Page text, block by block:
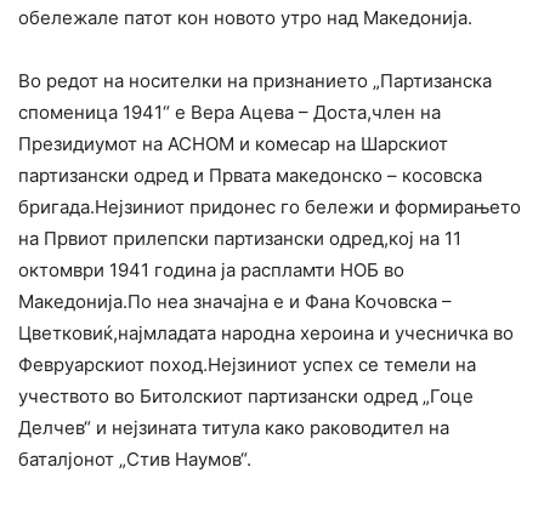
обележале патот кон новото утро над Македонија.
Во редот на носителки на признанието „Партизанска
споменица 1941“ е Вера Ацева – Доста,член на
Президиумот на АСНОМ и комесар на Шарскиот
партизански одред и Првата македонско – косовска
бригада.Нејзиниот придонес го бележи и формирањето
на Првиот прилепски партизански одред,кој на 11
октомври 1941 година ја распламти НОБ во
Македонија.По неа значајна е и Фана Кочовска –
Цветковиќ,најмладата народна хероина и учесничка во
Февруарскиот поход.Нејзиниот успех се темели на
учеството во Битолскиот партизански одред „Гоце
Делчев“ и нејзината титула како раководител на
баталјонот „Стив Наумов“.